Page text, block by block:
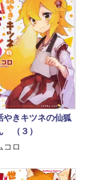
やきキツネの仙狐
（３）
コロ